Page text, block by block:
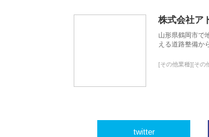
株式会社ア
山形県鶴岡市で
える道路整備か
[その他業種][その
twitter